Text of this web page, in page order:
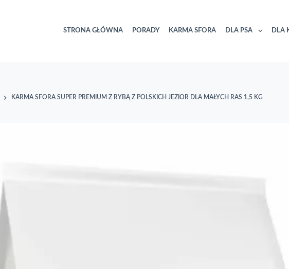
STRONA GŁÓWNA PORADY KARMA SFORA DLA PSA DLA
KARMA SFORA SUPER PREMIUM Z RYBĄ Z POLSKICH JEZIOR DLA MAŁYCH RAS 1,5 KG